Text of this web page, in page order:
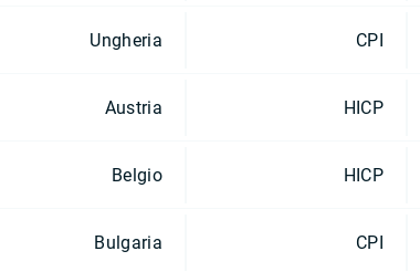
Ungheria CPI
Austria HICP
Belgio HICP
Bulgaria CPI